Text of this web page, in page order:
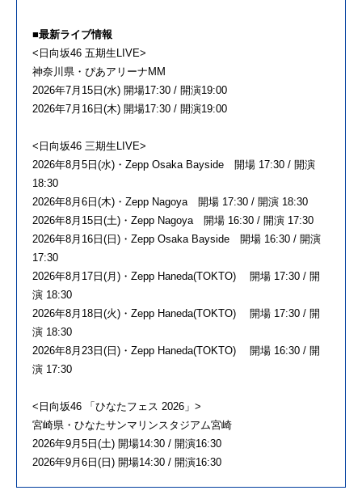
■最新ライブ情報
<日向坂46 五期生LIVE>
神奈川県・ぴあアリーナMM
2026年7月15日(水) 開場17:30 / 開演19:00
2026年7月16日(木) 開場17:30 / 開演19:00
<日向坂46 三期生LIVE>
2026年8月5日(水)・Zepp Osaka Bayside 開場 17:30 / 開演
18:30
2026年8月6日(木)・Zepp Nagoya 開場 17:30 / 開演 18:30
2026年8月15日(土)・Zepp Nagoya 開場 16:30 / 開演 17:30
2026年8月16日(日)・Zepp Osaka Bayside 開場 16:30 / 開演
17:30
2026年8月17日(月)・Zepp Haneda(TOKTO) 開場 17:30 / 開
演 18:30
2026年8月18日(火)・Zepp Haneda(TOKTO) 開場 17:30 / 開
演 18:30
2026年8月23日(日)・Zepp Haneda(TOKTO) 開場 16:30 / 開
演 17:30
<日向坂46 「ひなたフェス 2026」>
宮崎県・ひなたサンマリンスタジアム宮崎
2026年9月5日(土) 開場14:30 / 開演16:30
2026年9月6日(日) 開場14:30 / 開演16:30